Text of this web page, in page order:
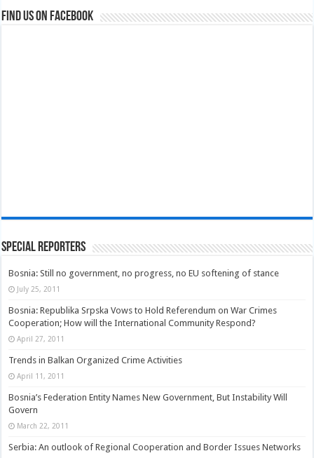
Find us on Facebook
Special Reporters
Bosnia: Still no government, no progress, no EU softening of stance
July 25, 2011
Bosnia: Republika Srpska Vows to Hold Referendum on War Crimes
Cooperation; How will the International Community Respond?
April 27, 2011
Trends in Balkan Organized Crime Activities
April 11, 2011
Bosnia’s Federation Entity Names New Government, But Instability Will
Govern
March 22, 2011
Serbia: An outlook of Regional Cooperation and Border Issues Networks